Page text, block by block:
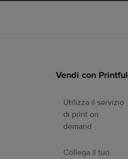
Link
pagina
Vendi con Printful
Utilizza il servizio
di print on
demand
Collega il tuo